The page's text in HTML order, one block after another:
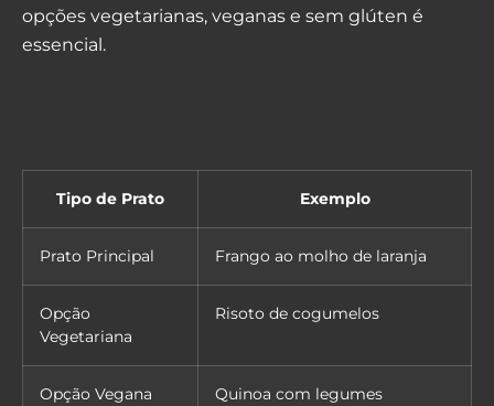
opções vegetarianas, veganas e sem glúten é
essencial.
Tipo de Prato Exemplo
Prato Principal Frango ao molho de laranja
Opção
Vegetariana
Risoto de cogumelos
Opção Vegana
Quinoa com legumes